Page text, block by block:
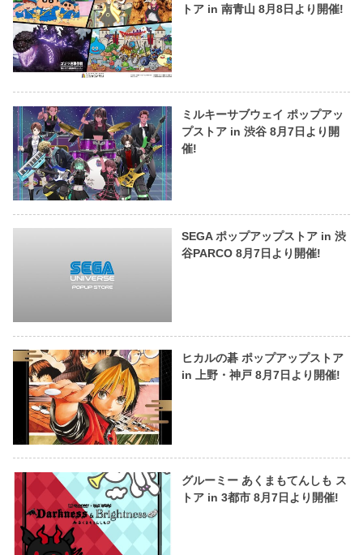
トア in 南青山 8月8日より開催!
ミルキーサブウェイ ポップアッ
プストア in 渋谷 8月7日より開
催!
SEGA ポップアップストア in 渋
谷PARCO 8月7日より開催!
ヒカルの碁 ポップアップストア
in 上野・神戸 8月7日より開催!
グルーミー あくまもてんしも ス
トア in 3都市 8月7日より開催!